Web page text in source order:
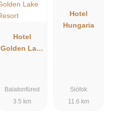
Hotel
Golden Lake
Balatonfüred
3.5 km
Hotel
Hungaria
Siófok
11.6 km